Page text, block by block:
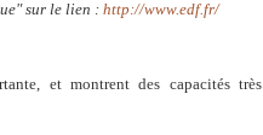
sur le lien : http://www.edf.fr/
et montrent des capacités très